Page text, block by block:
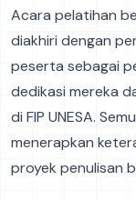
Acara pelatihan
diakhiri dengan
peserta sebagai
dedikasi mereka
di FIP UNESA.
menerapkan
proyek penulisan